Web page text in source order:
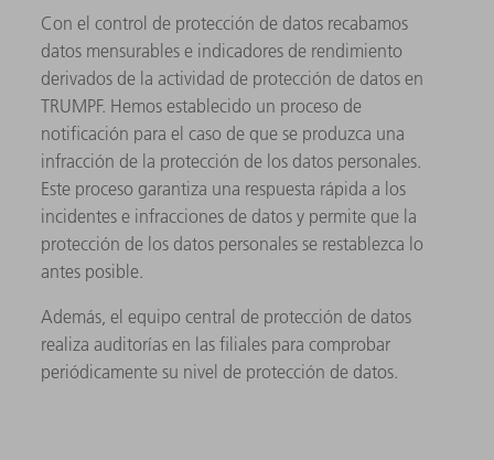
Con el control de protección de datos recabamos
datos mensurables e indicadores de rendimiento
derivados de la actividad de protección de datos en
TRUMPF. Hemos establecido un proceso de
notificación para el caso de que se produzca una
infracción de la protección de los datos personales.
Este proceso garantiza una respuesta rápida a los
incidentes e infracciones de datos y permite que la
protección de los datos personales se restablezca lo
antes posible.
Además, el equipo central de protección de datos
realiza auditorías en las filiales para comprobar
periódicamente su nivel de protección de datos.